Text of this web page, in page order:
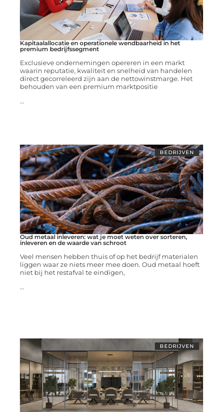
Kapitaalallocatie en operationele wendbaarheid in het
premium bedrijfssegment
Exclusieve ondernemingen opereren in een markt
waarin reputatie, kwaliteit en snelheid van handelen
direct gecorreleerd zijn aan de nettowinstmarge. Het
behouden van een premium marktpositie
...
BEDRIJVEN
Oud metaal inleveren: wat je moet weten over sorteren,
inleveren en de waarde van schroot
Veel mensen hebben thuis of op het bedrijf materialen
liggen waar ze niets meer mee doen. Oud metaal hoeft
niet bij het restafval te eindigen,
...
BEDRIJVEN